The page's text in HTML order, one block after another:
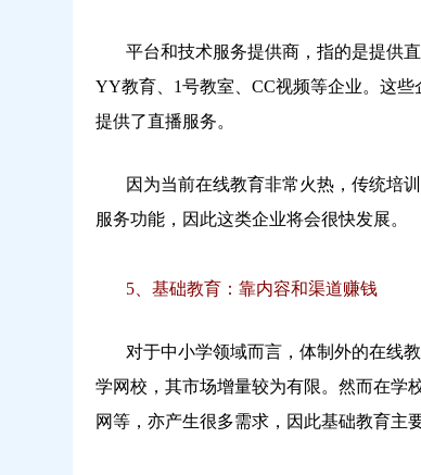
平台和技术服务提供商，指的是提供直
YY教育、1号教室、CC视频等企业。这
提供了直播服务。
因为当前在线教育非常火热，传统培训
服务功能，因此这类企业将会很快发展。
5、基础教育：靠内容和渠道赚钱
对于中小学领域而言，体制外的在线教
学网校，其市场增量较为有限。然而在学
网等，亦产生很多需求，因此基础教育主